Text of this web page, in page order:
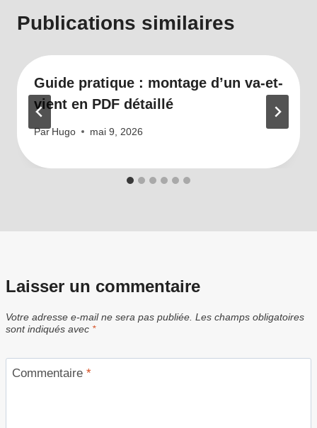
Publications similaires
Guide pratique : montage d’un va-et-
vient en PDF détaillé
Par Hugo mai 9, 2026
Laisser un commentaire
Votre adresse e-mail ne sera pas publiée. Les champs obligatoires
sont indiqués avec *
Commentaire *